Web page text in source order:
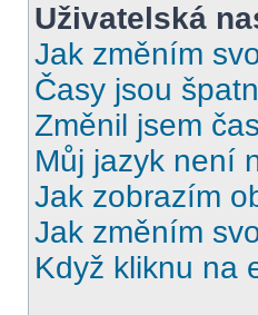
Uživatelská
Jak změním
Časy jsou
Změnil jsem
Můj jazyk není
Jak zobrazím
Jak změním
Když kliknu na